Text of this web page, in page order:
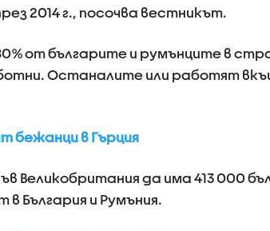
2014 г., посочва вестникът.
от българите и румънците в
Останалите или работят
бежанци в Гърция
Великобритания да има 413 000
България и Румъния.